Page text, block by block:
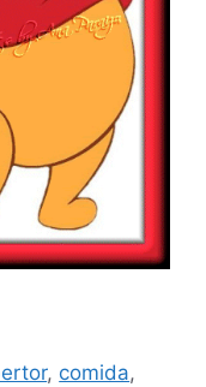
, comida,